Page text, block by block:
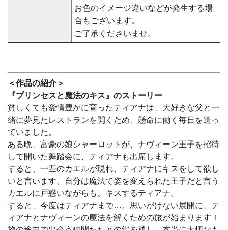
お色のイメージ違いなどが発生する場
合もございます。
ご了承くださいませ。
＜作品の紹介＞
『プリンセスと魔法のキス』のストーリー
貧しくても愛情豊かに育ったティアナは、大好きな父と一
緒に夢見たレストランを開くため、懸命に働く毎日を送っ
ていました。
ある晩、富豪の娘シャーロットが、ナヴィーン王子を招待
して開いた舞踏会に、ティアナも出席します。
すると、一匹のカエルが現れ、ティアナにキスをして欲し
いと言います。自分は魔法で姿を変えられた王子だと言う
カエルに戸惑いながらも、キスするティアナ。
すると、今度はティアナまで…。思いがけない展開に、テ
ィアナとナヴィーンの魔法を解くための旅が始まります！